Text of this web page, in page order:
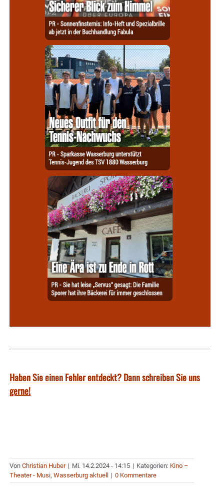
Haben Sie einen Fehler entdeckt? Dann schreiben Sie uns
gerne!
Von Christian Huber | Mi. 14.2.2024 - 14:15 | Kategorien: Kino –
Theater - Musi, Wasserburg aktuell | 0 Kommentare